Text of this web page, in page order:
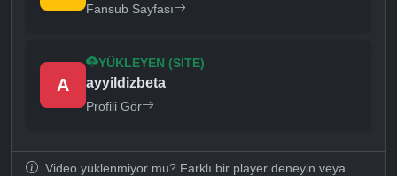
Fansub Sayfası
A
YÜKLEYEN (SITE)
ayyildizbeta
Profili Gör
Video yüklenmiyor mu? Farklı bir player deneyin veya